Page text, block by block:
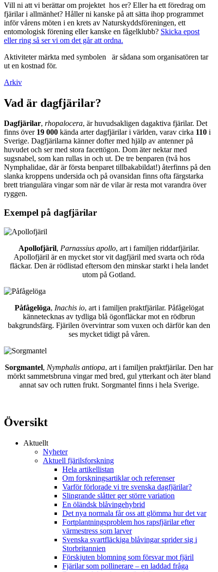
Vill ni att vi berättar om projektet hos er? Eller ha ett föredrag om
fjärilar i allmänhet? Håller ni kanske på att sätta ihop programmet
inför vårens möten i en krets av Naturskyddsföreningen, ett
entomologisk förening eller kanske en fågelklubb? Skicka epost
eller ring så ser vi om det går att ordna.
Aktiviteter märkta med symbolen
är sådana som organisatören tar
ut en kostnad för.
Arkiv
Vad är dagfjärilar?
Dagfjärilar, rhopalocera, är huvudsakligen dagaktiva fjärilar. Det
finns över 19 000 kända arter dagfjärilar i världen, varav cirka 110 i
Sverige. Dagfjärilarna känner dofter med hjälp av antenner på
huvudet och ser med stora facettögon. Dom äter nektar med
sugsnabel, som kan rullas in och ut. De tre benparen (två hos
Nymphalidae, där är första benparet tillbakabildat!) återfinns på den
slanka kroppens undersida och på ovansidan finns ofta färgstarka
brett triangulära vingar som när de vilar är resta mot varandra över
ryggen.
Exempel på dagfjärilar
Apollofjäril, Parnassius apollo, art i familjen riddarfjärilar.
Apollofjäril är en mycket stor vit dagfjäril med svarta och röda
fläckar. Den är rödlistad eftersom den minskar starkt i hela landet
utom på Gotland.
Påfågelöga, Inachis io, art i familjen praktfjärilar. Påfågelögat
kännetecknas av tydliga blå ögonfläckar mot en rödbrun
bakgrundsfärg. Fjärilen övervintrar som vuxen och därför kan den
ses mycket tidigt på våren.
Sorgmantel, Nymphalis antiopa, art i familjen praktfjärilar. Den har
mörkt sammetsbruna vingar med bred, gul ytterkant och äter bland
annat sav och rutten frukt. Sorgmantel finns i hela Sverige.
Översikt
Aktuellt
Nyheter
Aktuell fjärilsforskning
Hela artikellistan
Om forskningsartiklar och referenser
Varför förlorade vi tre svenska dagfjärilar?
Slingrande slåtter ger större variation
En öländsk blåvingehybrid
Det nya normala får oss att glömma hur det var
Fortplantningsproblem hos rapsfjärilar efter
värmestress som larver
Svenska svartfläckiga blåvingar sprider sig i
Storbritannien
Förskjuten blomning som försvar mot fjäril
Fjärilar som pollinerare – en laddad fråga